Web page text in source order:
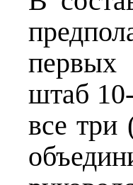
первых
штаб
все три